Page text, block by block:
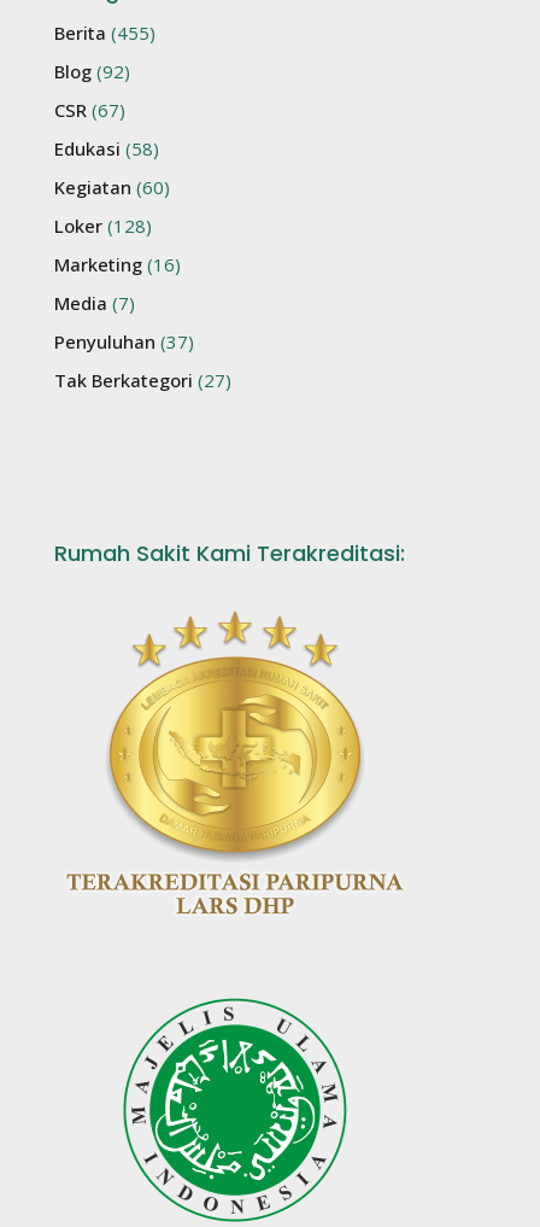
Berita (455)
Blog (92)
CSR (67)
Edukasi (58)
Kegiatan (60)
Loker (128)
Marketing (16)
Media (7)
Penyuluhan (37)
Tak Berkategori (27)
Rumah Sakit Kami Terakreditasi: